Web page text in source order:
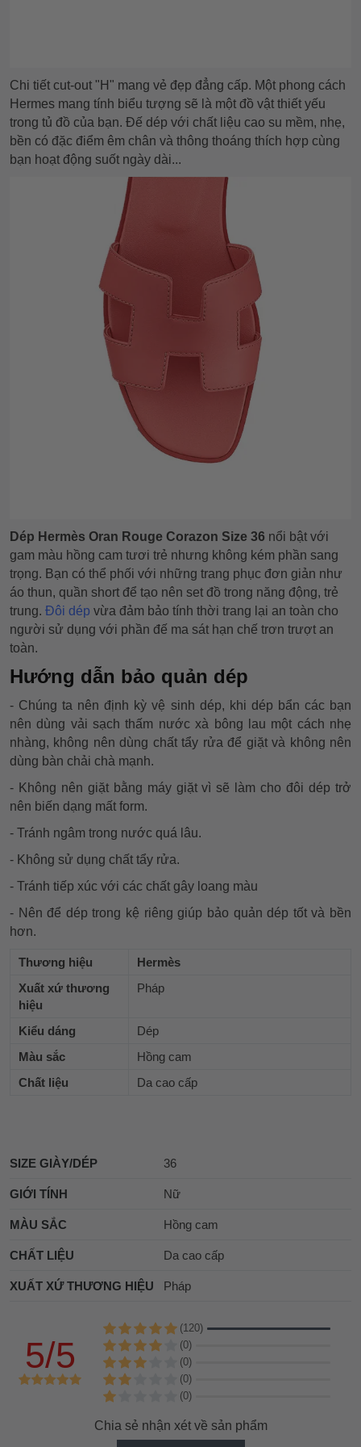
Chi tiết cut-out "H" mang vẻ đẹp đẳng cấp. Một phong cách
Hermes mang tính biểu tượng sẽ là một đồ vật thiết yếu
trong tủ đồ của bạn. Đế dép với chất liệu cao su mềm, nhẹ,
bền có đặc điểm êm chân và thông thoáng thích hợp cùng
bạn hoạt động suốt ngày dài...
Dép Hermès Oran Rouge Corazon Size 36 nổi bật với
gam màu hồng cam tươi trẻ nhưng không kém phần sang
trọng. Bạn có thể phối với những trang phục đơn giản như
áo thun, quần short để tạo nên set đồ trong năng động, trẻ
trung. Đôi dép vừa đảm bảo tính thời trang lại an toàn cho
người sử dụng với phần đế ma sát hạn chế trơn trượt an
toàn.
Hướng dẫn bảo quản dép
- Chúng ta nên định kỳ vệ sinh dép, khi dép bẩn các bạn
nên dùng vải sạch thấm nước xà bông lau một cách nhẹ
nhàng, không nên dùng chất tẩy rửa để giặt và không nên
dùng bàn chải chà mạnh.
- Không nên giặt bằng máy giặt vì sẽ làm cho đôi dép trở
nên biến dạng mất form.
- Tránh ngâm trong nước quá lâu.
- Không sử dụng chất tẩy rửa.
- Tránh tiếp xúc với các chất gây loang màu
- Nên để dép trong kệ riêng giúp bảo quản dép tốt và bền
hơn.
Thương hiệu
Hermès
Xuất xứ thương
hiệu
Pháp
Kiểu dáng
Dép
Màu sắc
Hồng cam
Chất liệu
Da cao cấp
SIZE GIÀY/DÉP 36
GIỚI TÍNH Nữ
MÀU SẮC Hồng cam
CHẤT LIỆU Da cao cấp
XUẤT XỨ THƯƠNG HIỆU Pháp
5/5
(120)
(0)
(0)
(0)
(0)
Chia sẻ nhận xét về sản phẩm